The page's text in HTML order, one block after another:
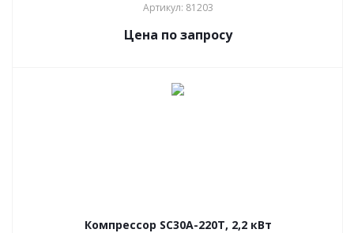
Артикул: 81203
Цена по запросу
Компрессор SC30A-220T, 2,2 кВт